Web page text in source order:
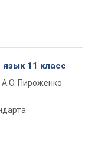
язык 11 класс
Пироженко